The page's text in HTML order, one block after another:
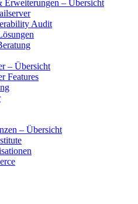
Erweiterungen – Übersicht
Audit
– Übersicht
Features
– Übersicht